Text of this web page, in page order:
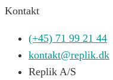
Kontakt
(+45) 71 99 21 44
kontakt@replik.dk
Replik A/S